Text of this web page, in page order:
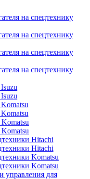
на спецтехнику
на спецтехнику
на спецтехнику
на спецтехнику
Hitachi
Hitachi
Komatsu
Komatsu
управления для